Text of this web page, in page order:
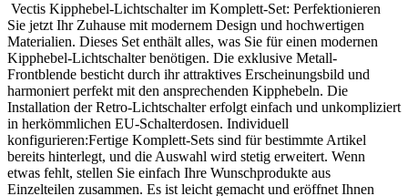
Vectis Kipphebel-Lichtschalter im Komplett-Set: Perfektionieren
Sie jetzt Ihr Zuhause mit modernem Design und hochwertigen
Materialien. Dieses Set enthält alles, was Sie für einen modernen
Kipphebel-Lichtschalter benötigen. Die exklusive Metall-
Frontblende besticht durch ihr attraktives Erscheinungsbild und
harmoniert perfekt mit den ansprechenden Kipphebeln. Die
Installation der Retro-Lichtschalter erfolgt einfach und unkompliziert
in herkömmlichen EU-Schalterdosen. Individuell
konfigurieren:Fertige Komplett-Sets sind für bestimmte Artikel
bereits hinterlegt, und die Auswahl wird stetig erweitert. Wenn
etwas fehlt, stellen Sie einfach Ihre Wunschprodukte aus
Einzelteilen zusammen. Es ist leicht gemacht und eröffnet Ihnen